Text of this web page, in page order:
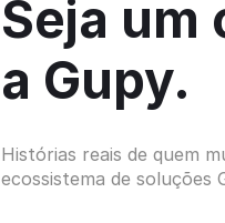
Seja um
a Gupy.
Histórias reais de quem
ecossistema de soluções